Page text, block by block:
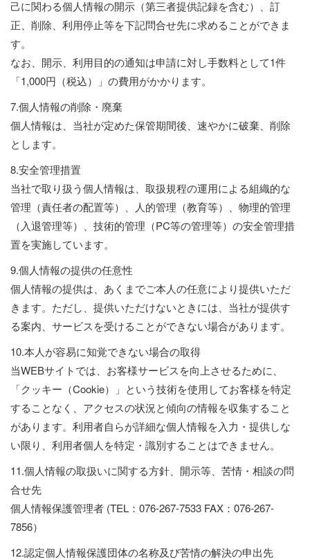
己に関わる個人情報の開示（第三者提供記録を含む）、訂
正、削除、利用停止等を下記問合せ先に求めることができま
す。
なお、開示、利用目的の通知は申請に対し手数料として1件
「1,000円（税込）」の費用がかかります。
7.個人情報の削除・廃棄
個人情報は、当社が定めた保管期間後、速やかに破棄、削除
とします。
8.安全管理措置
当社で取り扱う個人情報は、取扱規程の運用による組織的な
管理（責任者の配置等）、人的管理（教育等）、物理的管理
（入退管理等）、技術的管理（PC等の管理等）の安全管理措
置を実施しています。
9.個人情報の提供の任意性
個人情報の提供は、あくまでご本人の任意により提供いただ
きます。ただし、提供いただけないときには、当社が提供す
る案内、サービスを受けることができない場合があります。
10.本人が容易に知覚できない場合の取得
当WEBサイトでは、お客様サービスを向上させるために、
「クッキー（Cookie）」という技術を使用してお客様を特定
することなく、アクセスの状況と傾向の情報を収集すること
があります。利用者自らが詳細な個人情報を入力・提供しな
い限り、利用者個人を特定・識別することはできません。
11.個人情報の取扱いに関する方針、開示等、苦情・相談の問
合せ先
個人情報保護管理者 (TEL：076-267-7533 FAX：076-267-
7856）
12.認定個人情報保護団体の名称及び苦情の解決の申出先